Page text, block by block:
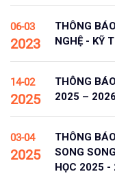
06-03
2023
THÔNG
NGHỆ - KỸ
14-02
2025
THÔNG
2025 – 2026
03-04
2025
THÔNG
SONG
HỌC 2025 -